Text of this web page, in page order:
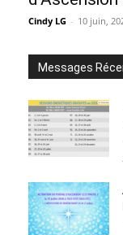
Cindy LG - 10 juin,
Messages